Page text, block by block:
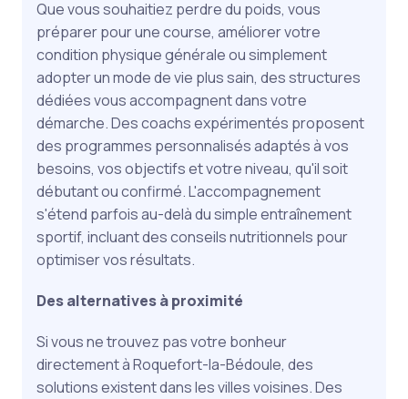
Que vous souhaitiez perdre du poids, vous
préparer pour une course, améliorer votre
condition physique générale ou simplement
adopter un mode de vie plus sain, des structures
dédiées vous accompagnent dans votre
démarche. Des coachs expérimentés proposent
des programmes personnalisés adaptés à vos
besoins, vos objectifs et votre niveau, qu'il soit
débutant ou confirmé. L'accompagnement
s'étend parfois au-delà du simple entraînement
sportif, incluant des conseils nutritionnels pour
optimiser vos résultats.
Des alternatives à proximité
Si vous ne trouvez pas votre bonheur
directement à Roquefort-la-Bédoule, des
solutions existent dans les villes voisines. Des